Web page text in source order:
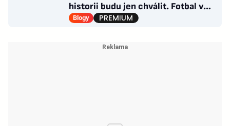
historii budu jen chválit. Fotbal v
moderním balení
Blogy